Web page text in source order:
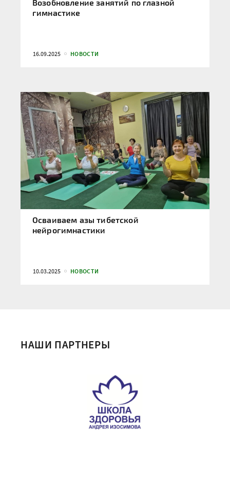
Возобновление занятий по глазной
гимнастике
16.09.2025 НОВОСТИ
Осваиваем азы тибетской
нейрогимнастики
10.03.2025 НОВОСТИ
НАШИ ПАРТНЕРЫ